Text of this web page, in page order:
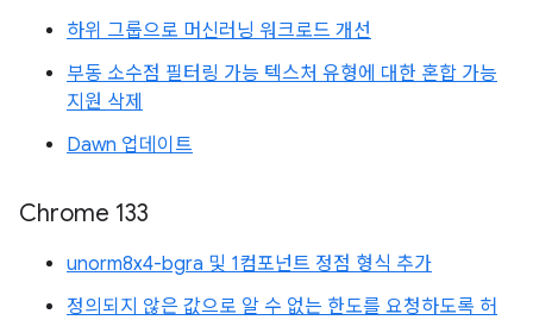
하위 그룹으로 머신러닝 워크로드 개선
부동 소수점 필터링 가능 텍스처 유형에 대한 혼합 가능
지원 삭제
Dawn 업데이트
Chrome 133
unorm8x4-bgra 및 1컴포넌트 정점 형식 추가
정의되지 않은 값으로 알 수 없는 한도를 요청하도록 허